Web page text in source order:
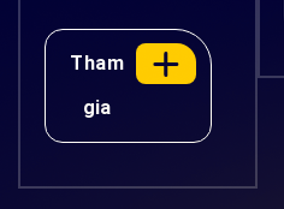
khóa workflow thế hệ
mới, tự động hóa vận
hành bán lẻ và triển
khai AI doanh nghiệp
an toàn Giới Thiệu Sự
Tham
gia